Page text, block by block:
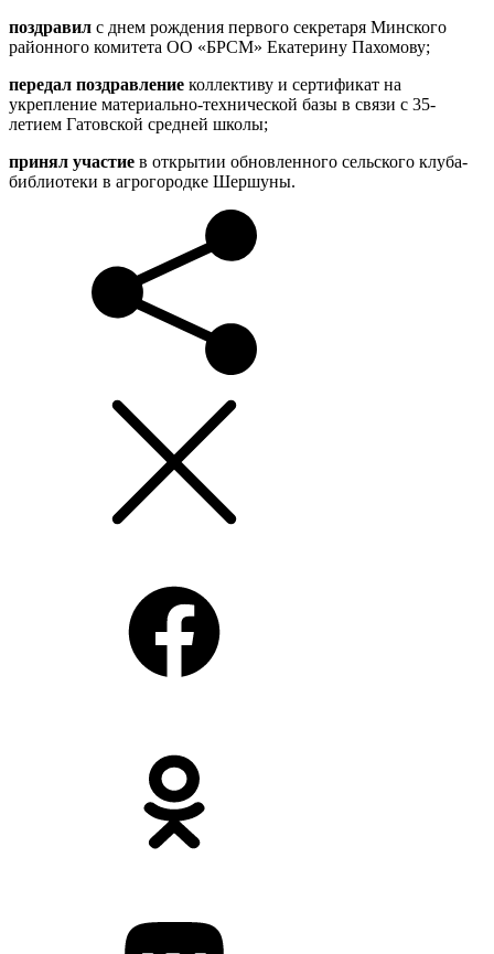
поздравил с днем рождения первого секретаря Минского
районного комитета ОО «БРСМ» Екатерину Пахомову;
передал поздравление коллективу и сертификат на
укрепление материально-технической базы в связи с 35-
летием Гатовской средней школы;
принял участие в открытии обновленного сельского клуба-
библиотеки в агрогородке Шершуны.